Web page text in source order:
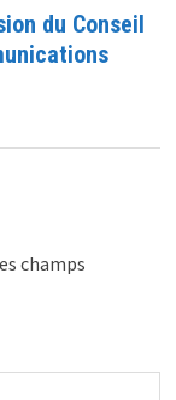
du Conseil
champs